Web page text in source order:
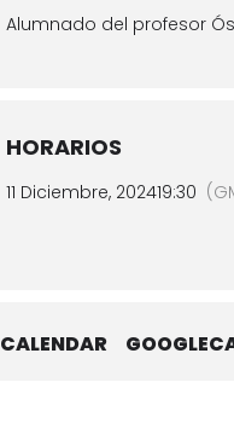
Alumnado del profesor
HORARIOS
11 Diciembre, 202419:30
CALENDAR